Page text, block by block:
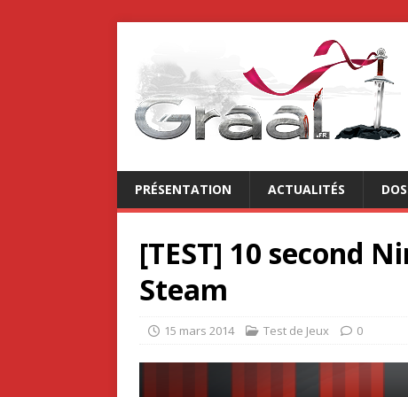
PRÉSENTATION ACTUALITÉS
[TEST] 10 second
Steam
15 mars 2014 Test de Jeux 0